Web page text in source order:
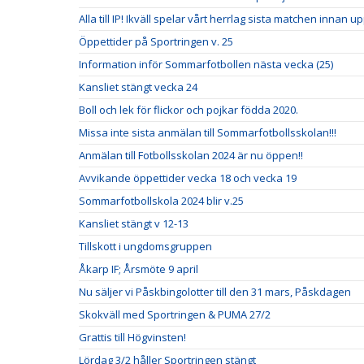
Alla till IP! Ikväll spelar vårt herrlag sista matchen innan
Öppettider på Sportringen v. 25
Information inför Sommarfotbollen nästa vecka (25)
Kansliet stängt vecka 24
Boll och lek för flickor och pojkar födda 2020.
Missa inte sista anmälan till Sommarfotbollsskolan!!!
Anmälan till Fotbollsskolan 2024 är nu öppen!!
Avvikande öppettider vecka 18 och vecka 19
Sommarfotbollskola 2024 blir v.25
Kansliet stängt v 12-13
Tillskott i ungdomsgruppen
Åkarp IF; Årsmöte 9 april
Nu säljer vi Påskbingolotter till den 31 mars, Påskdagen
Skokväll med Sportringen & PUMA 27/2
Grattis till Högvinsten!
Lördag 3/2 håller Sportringen stängt